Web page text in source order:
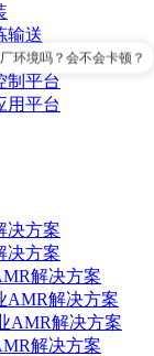
输送
维平台
制平台
用平台
决方案
决方案
解决方案
AMR解决方案
AMR解决方案
解决方案
环境吗？会不会卡顿？